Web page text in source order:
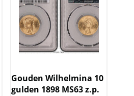
Gouden Wilhelmina 10
gulden 1898 MS63 z.p.